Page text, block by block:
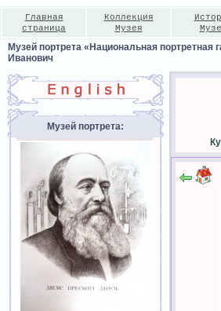
Главная
страница
Коллекция
Музея
Музей портрета «Национальная
Иванович
Музей портрета: